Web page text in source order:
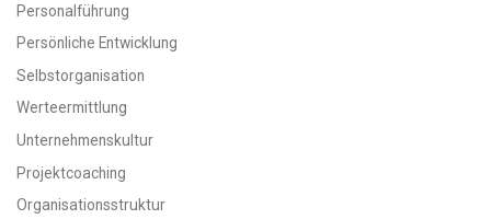
Personalführung
Persönliche Entwicklung
Selbstorganisation
Werteermittlung
Unternehmenskultur
Projektcoaching
Organisationsstruktur